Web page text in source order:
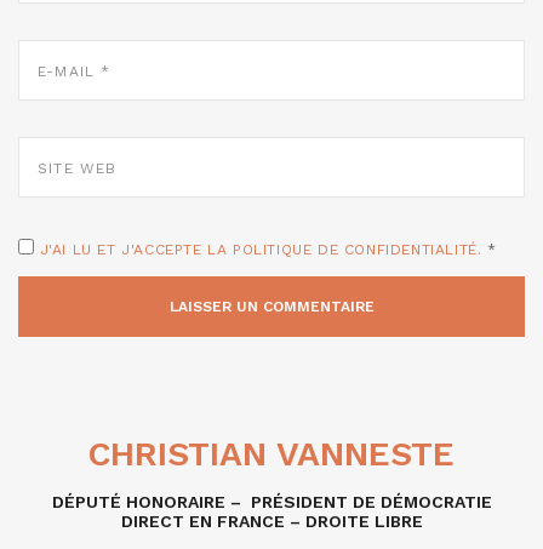
MAIL
WEB
J'AI LU ET J'ACCEPTE LA POLITIQUE DE CONFIDENTIALITÉ. *
CHRISTIAN VANNESTE
DÉPUTÉ HONORAIRE – PRÉSIDENT DE DÉMOCRATIE
DIRECT EN FRANCE – DROITE LIBRE